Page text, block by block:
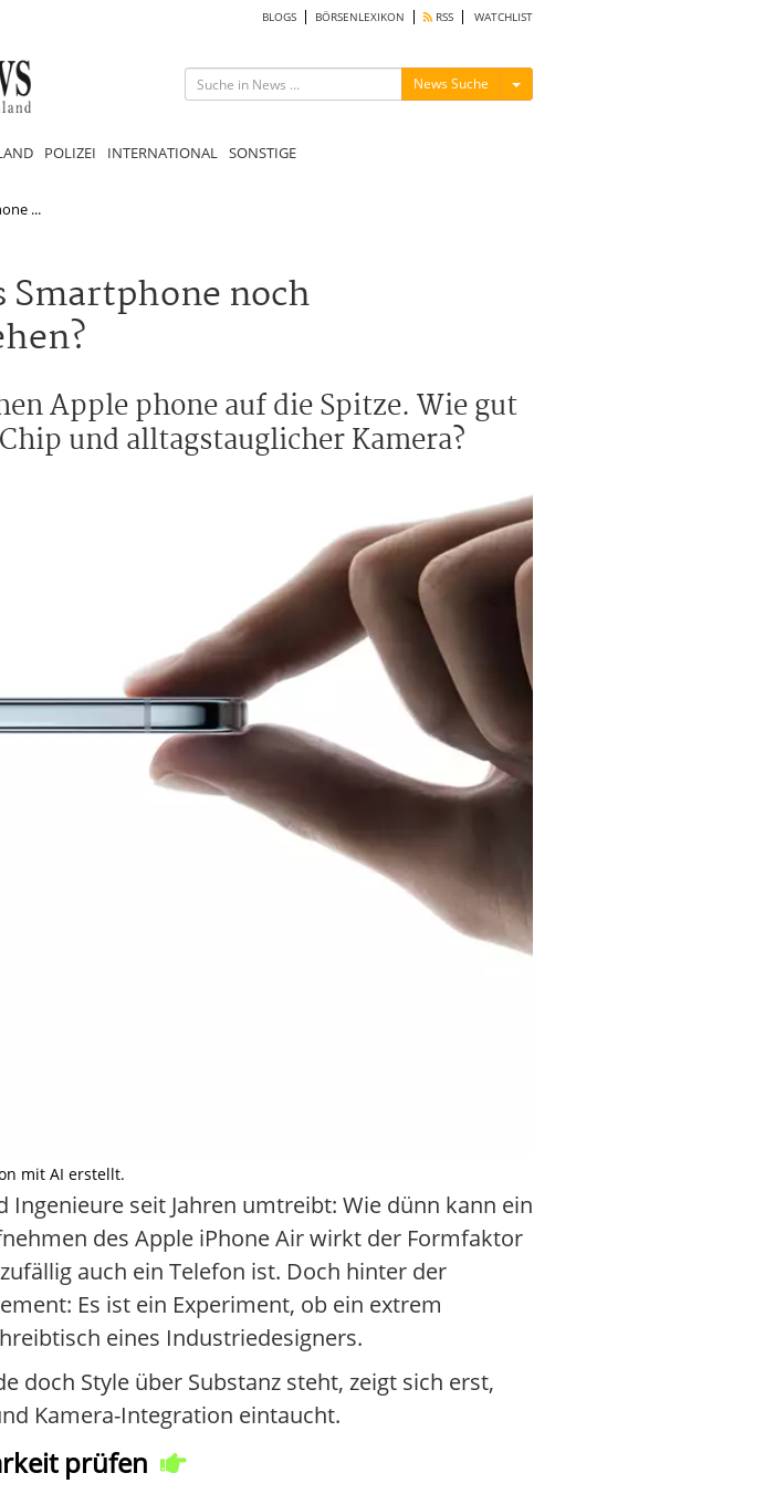
BLOGS BÖRSENLEXIKON RSS WATCHLIST
News Suche Menü ein-/ausblenden
POLIZEI INTERNATIONAL SONSTIGE
...
noch
Apple phone auf die Spitze. Wie gut
und alltagstauglicher Kamera?
mit AI erstellt.
seit Jahren umtreibt: Wie dünn kann ein
des Apple iPhone Air wirkt der Formfaktor
auch ein Telefon ist. Doch hinter der
Es ist ein Experiment, ob ein extrem
eines Industriedesigners.
doch Style über Substanz steht, zeigt sich erst,
Kamera-Integration eintaucht.
prüfen